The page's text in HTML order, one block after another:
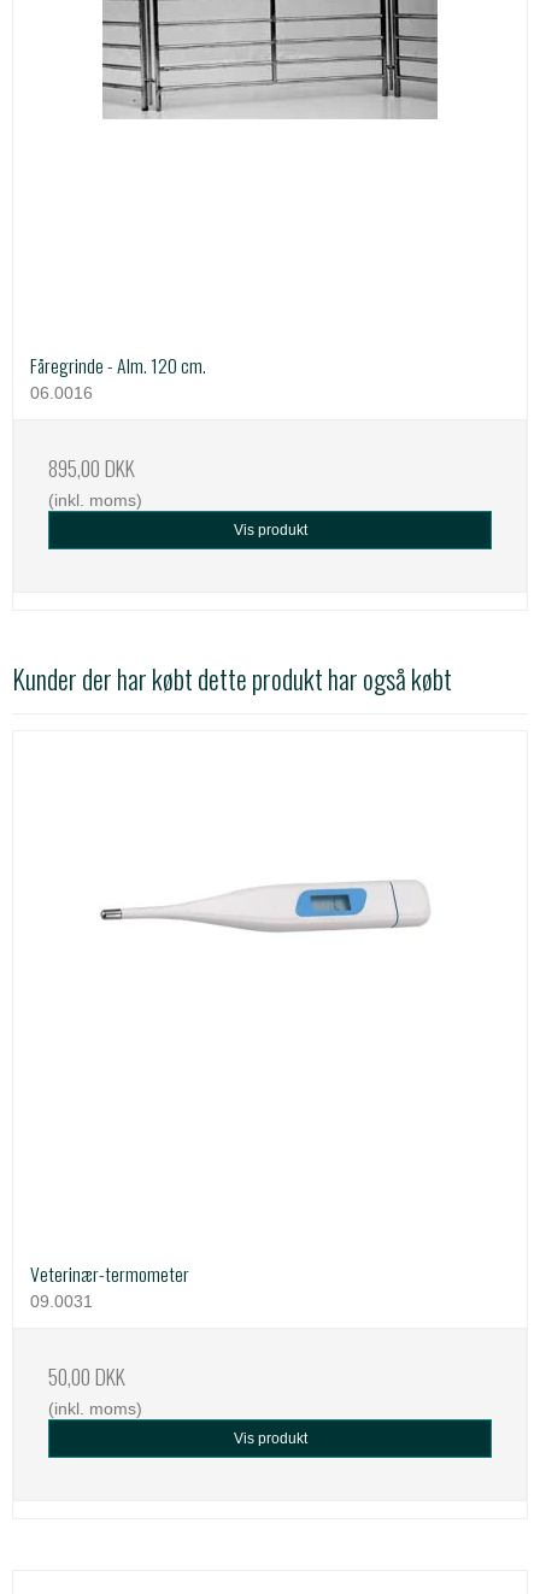
Fåregrinde - Alm. 120 cm.
06.0016
895,00 DKK
(inkl. moms)
Vis produkt
Kunder der har købt dette produkt har også købt
Veterinær-termometer
09.0031
50,00 DKK
(inkl. moms)
Vis produkt